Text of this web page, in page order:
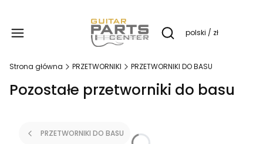
Otwórz wyszukiwarkę
polski / zł
Strona główna PRZETWORNIKI PRZETWORNIKI DO BASU
Pozostałe przetworniki do basu
PRZETWORNIKI DO BASU